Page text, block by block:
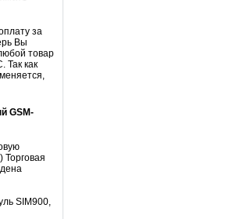
за
Вы
товар
Так как
GSM-
Торговая
SIM900,